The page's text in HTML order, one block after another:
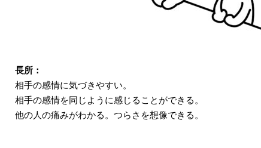
長所：
相手の感情に気づきやすい。
相手の感情を同じように感じることができる。
他の人の痛みがわかる。つらさを想像できる。